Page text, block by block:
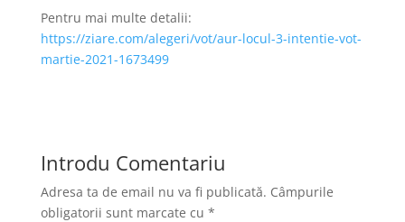
Pentru mai multe detalii:
https://ziare.com/alegeri/vot/aur-locul-3-intentie-vot-
martie-2021-1673499
Introdu Comentariu
Adresa ta de email nu va fi publicată. Câmpurile
obligatorii sunt marcate cu *